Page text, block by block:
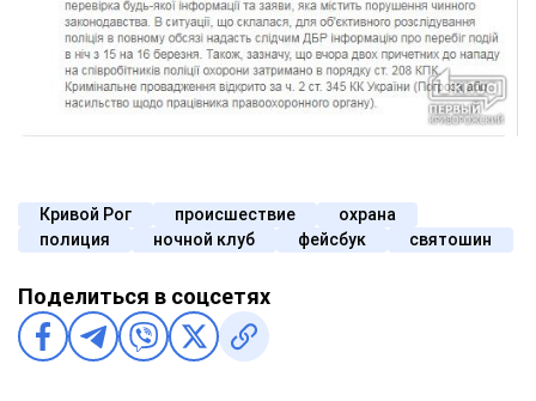
Кривой Рог происшествие
охрана
полиция
ночной клуб фейсбук святошин
Поделиться в соцсетях